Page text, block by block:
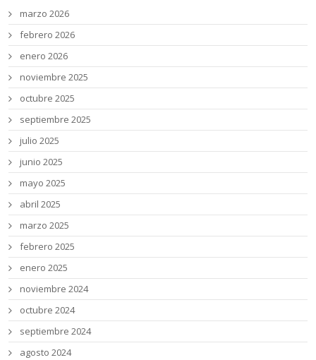
marzo 2026
febrero 2026
enero 2026
noviembre 2025
octubre 2025
septiembre 2025
julio 2025
junio 2025
mayo 2025
abril 2025
marzo 2025
febrero 2025
enero 2025
noviembre 2024
octubre 2024
septiembre 2024
agosto 2024